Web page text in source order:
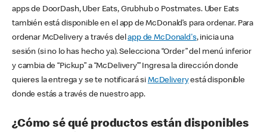
apps de DoorDash, Uber Eats, Grubhub o Postmates. Uber Eats
también está disponible en el app de McDonald’s para ordenar. Para
ordenar McDelivery a través delapp de McDonald's, inicia una
sesión (si no lo has hecho ya). Selecciona “Order” del menú inferior
y cambia de “Pickup” a “McDelivery’” Ingresa la dirección donde
quieres la entrega y se te notificará si McDeliveryestá disponible
donde estás a través de nuestro app.
¿Cómo sé qué productos están disponibles